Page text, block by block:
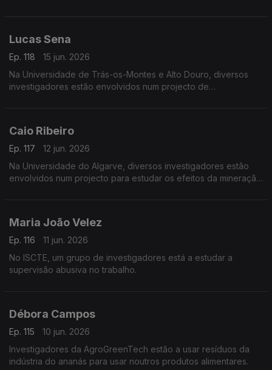
Lucas Sena
Ep. 118
15 jun. 2026
Na Universidade de Trás-os-Montes e Alto Douro, diversos
investigadores estão envolvidos num projecto de
Caio Ribeiro
Ep. 117
12 jun. 2026
Na Universidade do Algarve, diversos investigadores estão
envolvidos num projecto para estudar os efeitos da mineração
Maria João Velez
Ep. 116
11 jun. 2026
No ISCTE, um grupo de investigadores está a estudar a
supervisão abusiva no trabalho.
Débora Campos
Ep. 115
10 jun. 2026
Investigadores da AgroGreenTech estão a usar resíduos da
indústria do ananás para usar noutros produtos alimentares.